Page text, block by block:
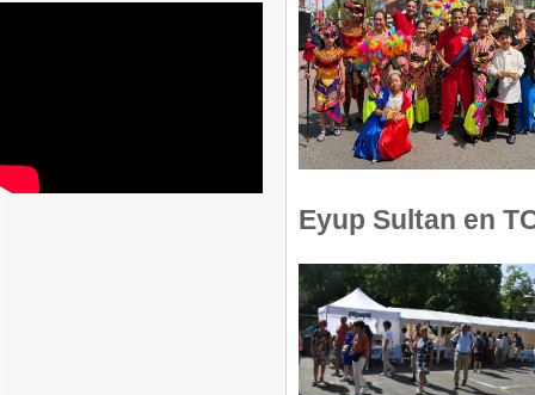
Eyup Sultan en